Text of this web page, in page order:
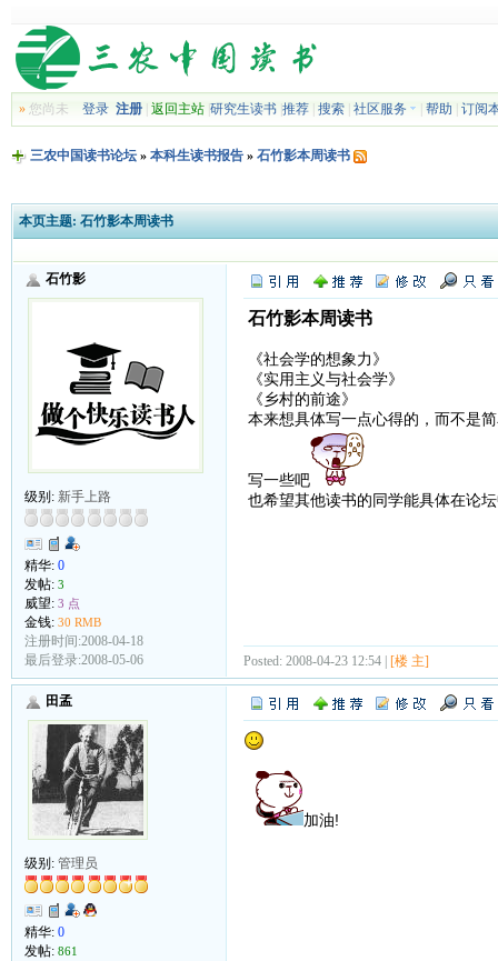
»您尚未 登录 注册| 返回主站| 研究生读书| 推荐| 搜索| 社区服务 帮助 订阅
三农中国读书论坛» 本科生读书报告» 石竹影本周读书
本页主题: 石竹影本周读书
石竹影
级别: 新手上路
精华: 0
发帖: 3
威望: 3 点
金钱: 30 RMB
注册时间:2008-04-18
最后登录:2008-05-06
石竹影本周读书
《社会学的想象力》
《实用主义与社会学》
《乡村的前途》
本来想具体写一点心得的，而不是
写一些吧
也希望其他读书的同学能具体在论
Posted: 2008-04-23 12:54 | [楼 主]
田孟
级别: 管理员
精华: 0
发帖: 861
加油!